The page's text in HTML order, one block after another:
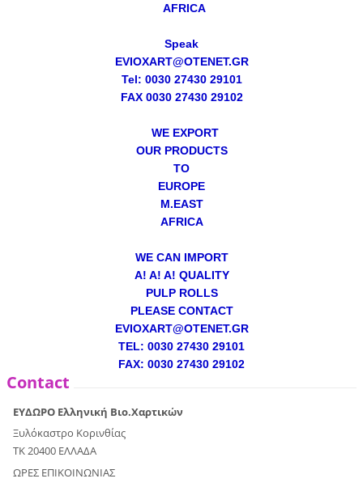
AFRICA
Speak
EVIOXART@OTENET.GR
Tel: 0030 27430 29101
FAX 0030 27430 29102
WE EXPORT
OUR PRODUCTS
TO
EUROPE
M.EAST
AFRICA
WE CAN IMPORT
A! A! A! QUALITY
PULP ROLLS
PLEASE CONTACT
EVIOXART@OTENET.GR
TEL: 0030 27430 29101
FAX: 0030 27430 29102
Contact
ΕΥΔΩΡΟ Ελληνική Βιο.Χαρτικών
Ξυλόκαστρο Κορινθίας
ΤΚ 20400 ΕΛΛΑΔΑ
ΩΡΕΣ ΕΠΙΚΟΙΝΩΝΙΑΣ